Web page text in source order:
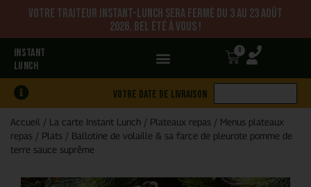
Votre traiteur Instant-Lunch sera fermé du 3 au 23 août
2026. Bel été à vous !
INSTANT
LUNCH
0
Votre date de livraison
Accueil / La carte Instant Lunch / Plateaux repas / Menus plateaux
repas / Plats / Ballotine de volaille & sa farce de pleurote pomme de
terre sauce suprême